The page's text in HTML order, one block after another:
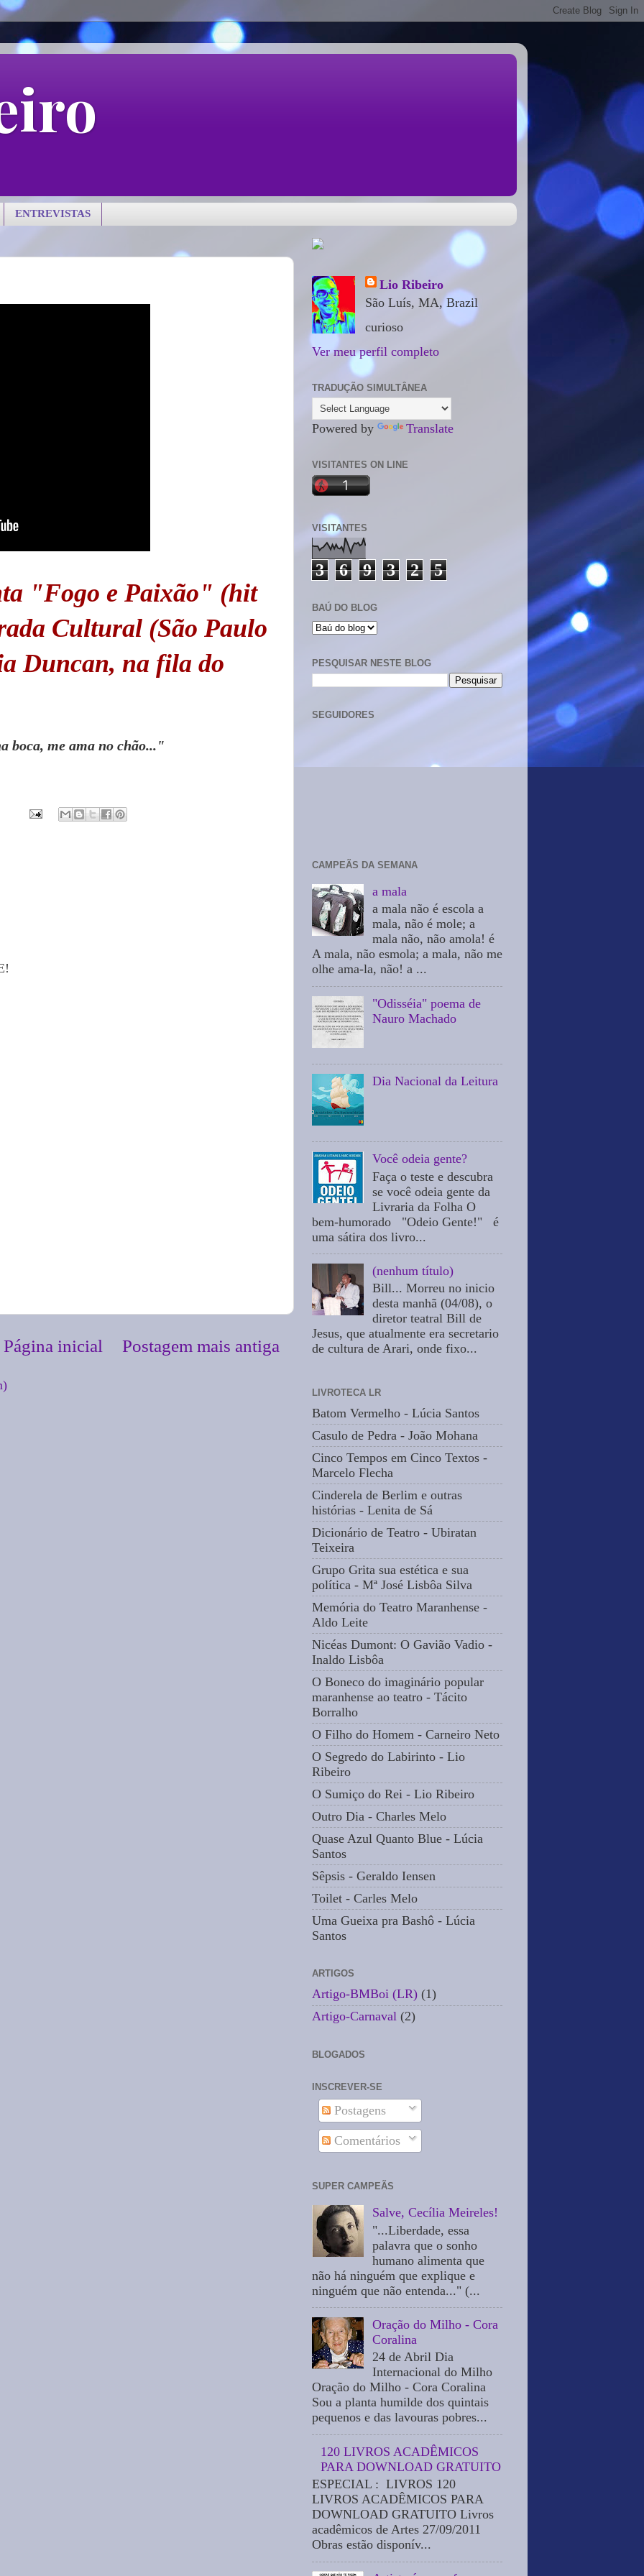
ENTREVISTAS
"Fogo e Paixão" (hit
Cultural (São Paulo
Duncan, na fila do
boca, me ama no chão..."
Postagem mais antiga
Página inicial
Lio Ribeiro
São Luís, MA, Brazil
curioso
Ver meu perfil completo
TRADUÇÃO SIMULTÂNEA
Powered by Translate
VISITANTES ON LINE
VISITANTES
3 6 9 3 2 5
BAÚ DO BLOG
PESQUISAR NESTE BLOG
SEGUIDORES
CAMPEÃS DA SEMANA
a mala
a mala não é escola a
mala, não é mole; a
mala não, não amola! é
A mala, não esmola; a mala, não me
olhe ama-la, não! a ...
"Odisséia" poema de
Nauro Machado
Dia Nacional da Leitura
Você odeia gente?
Faça o teste e descubra
se você odeia gente da
Livraria da Folha O
bem-humorado "Odeio Gente!" é
uma sátira dos livro...
(nenhum título)
Bill... Morreu no inicio
desta manhã (04/08), o
diretor teatral Bill de
Jesus, que atualmente era secretario
de cultura de Arari, onde fixo...
LIVROTECA LR
Batom Vermelho - Lúcia Santos
Casulo de Pedra - João Mohana
Cinco Tempos em Cinco Textos -
Marcelo Flecha
Cinderela de Berlim e outras
histórias - Lenita de Sá
Dicionário de Teatro - Ubiratan
Teixeira
Grupo Grita sua estética e sua
política - Mª José Lisbôa Silva
Memória do Teatro Maranhense -
Aldo Leite
Nicéas Dumont: O Gavião Vadio -
Inaldo Lisbôa
O Boneco do imaginário popular
maranhense ao teatro - Tácito
Borralho
O Filho do Homem - Carneiro Neto
O Segredo do Labirinto - Lio
Ribeiro
O Sumiço do Rei - Lio Ribeiro
Outro Dia - Charles Melo
Quase Azul Quanto Blue - Lúcia
Santos
Sêpsis - Geraldo Iensen
Toilet - Carles Melo
Uma Gueixa pra Bashô - Lúcia
Santos
ARTIGOS
Artigo-BMBoi (LR) (1)
Artigo-Carnaval (2)
BLOGADOS
INSCREVER-SE
Postagens
Comentários
SUPER CAMPEÃS
Salve, Cecília Meireles!
"...Liberdade, essa
palavra que o sonho
humano alimenta que
não há ninguém que explique e
ninguém que não entenda..." (...
Oração do Milho - Cora
Coralina
24 de Abril Dia
Internacional do Milho
Oração do Milho - Cora Coralina
Sou a planta humilde dos quintais
pequenos e das lavouras pobres...
120 LIVROS ACADÊMICOS
PARA DOWNLOAD GRATUITO
ESPECIAL : LIVROS 120
LIVROS ACADÊMICOS PARA
DOWNLOAD GRATUITO Livros
acadêmicos de Artes 27/09/2011
Obras estão disponív...